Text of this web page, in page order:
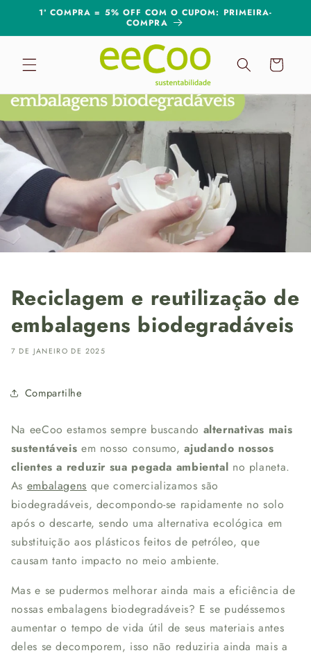
para o
1ª COMPRA = 5% OFF COM O CUPOM: PRIMEIRA-
COMPRA
Carrinho
Reciclagem e reutilização de
embalagens biodegradáveis
7 DE JANEIRO DE 2025
Compartilhe
Na eeCoo estamos sempre buscando alternativas mais
sustentáveis em nosso consumo,ajudando nossos
clientes a reduzir sua pegada ambiental no planeta.
As embalagens que comercializamos são
biodegradáveis, decompondo-se rapidamente no solo
após o descarte, sendo uma alternativa ecológica em
substituição aos plásticos feitos de petróleo, que
causam tanto impacto no meio ambiente.
Mas e se pudermos melhorar ainda mais a eficiência de
nossas embalagens biodegradáveis? E se pudéssemos
aumentar o tempo de vida útil de seus materiais antes
deles se decomporem, isso não reduziria ainda mais a